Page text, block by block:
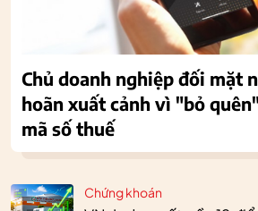
Chứng khoán
Chủ doanh nghiệp đối mặt
hoãn xuất cảnh vì "bỏ
mã số thuế